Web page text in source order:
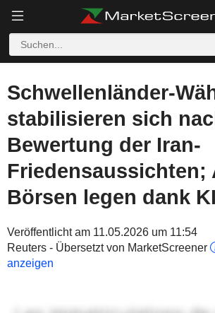
Schwellenländer-
stabilisieren sich
Bewertung der Iran-
Friedensaussichten;
Börsen legen dank
Veröffentlicht am 11.05.2026 um 11:54
Reuters - Übersetzt von MarketScreener
anzeigen